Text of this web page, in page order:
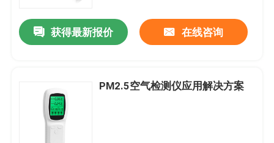
获得最新报价 在线咨询
PM2.5空气检测仪应用解决方案